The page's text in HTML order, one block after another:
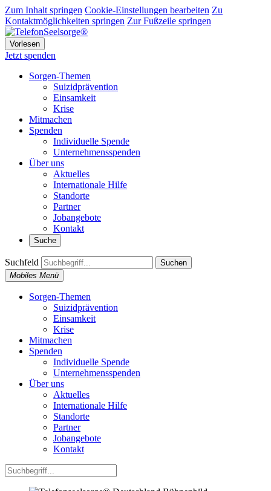
Zum Inhalt springen Cookie-Einstellungen bearbeiten Zu
Kontaktmöglichkeiten springen Zur Fußzeile springen
Vorlesen
Jetzt spenden
Sorgen-Themen
Suizidprävention
Einsamkeit
Krise
Mitmachen
Spenden
Individuelle Spende
Unternehmensspenden
Über uns
Aktuelles
Internationale Hilfe
Standorte
Partner
Jobangebote
Kontakt
Suche
Suchfeld
Suchen
Mobiles Menü
Sorgen-Themen
Suizidprävention
Einsamkeit
Krise
Mitmachen
Spenden
Individuelle Spende
Unternehmensspenden
Über uns
Aktuelles
Internationale Hilfe
Standorte
Partner
Jobangebote
Kontakt